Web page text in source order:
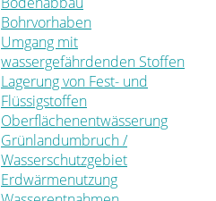
Bohrvorhaben
Umgang mit
wassergefährdenden Stoffen
Lagerung von Fest- und
Flüssigstoffen
Oberflächenentwässerung
Grünlandumbruch /
Wasserschutzgebiet
Erdwärmenutzung